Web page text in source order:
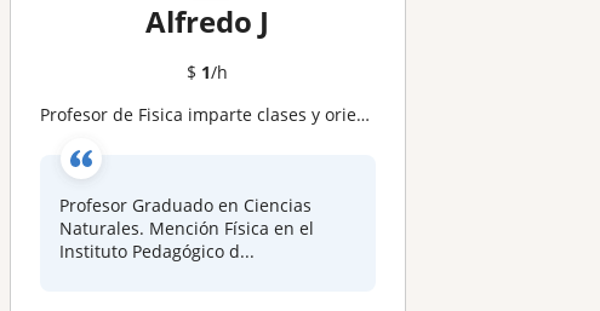
Alfredo J
$ 1/h
Profesor de Fisica imparte clases y orientación en la interpretación y resolución de problemas propuestos de Física
Profesor Graduado en Ciencias
Naturales. Mención Física en el
Instituto Pedagógico d...